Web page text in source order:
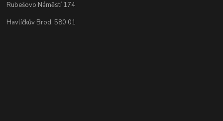
Rubešovo Náměstí 174
Havlíčkův Brod, 580 01